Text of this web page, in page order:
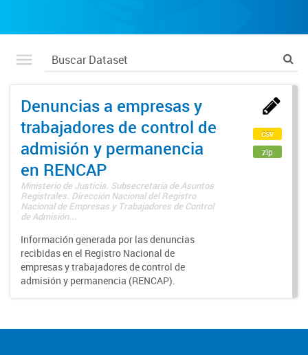
Denuncias a empresas y
trabajadores de control de
admisión y permanencia
en RENCAP
Ministerio de Justicia. Subsecretaría de Asuntos
Registrales. Dirección Nacional del Registro
Nacional de Empresas y Trabajadores de Control
de Admisión...
Información generada por las denuncias
recibidas en el Registro Nacional de
empresas y trabajadores de control de
admisión y permanencia (RENCAP).
csv
zip